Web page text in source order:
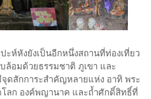
ห์หังยังเป็นอีกหนึ่งสถานที่ท่องเที่ยว
ล้อมด้วยธรรมชาติ ภูเขา และ
ดสักการะสำคัญหลายแห่ง อาทิ พระ
โลก องค์พญานาค และถ้ำศักดิ์สิทธิ์ที่